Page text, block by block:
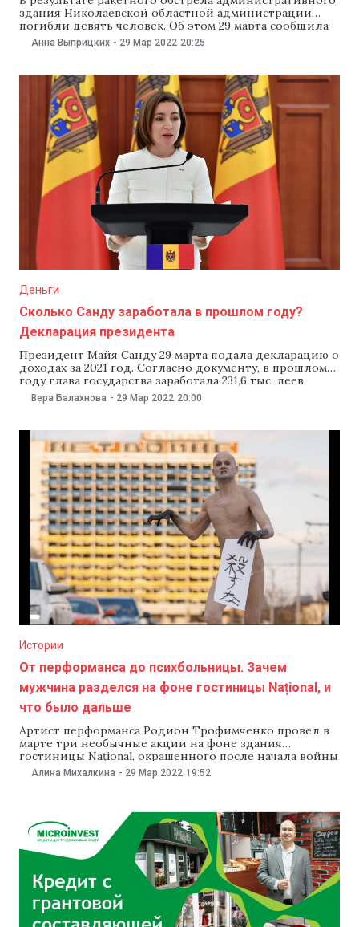
здания Николаевской областной администрации
погибли девять человек. Об этом 29 марта сообщила
пресс-служба генпрокурора Украины. Генеральная
прокуратура Украины сообщила, что начала
по зданию областной госадминистрации в
Николаеве. «Расследование начато по факту
нарушения законов и обычаев войны, соединенного с
Анна Выприцких - 29 Мар 2022 20:25
Деньги
Сколько Санду заработала в прошлом году?
Декларация президента
Президент Майя Санду 29 марта подала декларацию о
доходах за 2021 год. Согласно документу, в прошлом
году глава государства заработала 231,6 тыс. леев.
Имущество президента, как и в прошлые годы,
ограничивается квартирой и автомобилем. Как
получила зарплату 226,8 тыс. леев и 4,7 тыс.
Вера Балахнова - 29 Мар 2022 20:00
Истории
От перформанса до психбольницы. Зачем
мужчина разделся на фоне гостиницы Național, и
что было дальше
Артист перформанса Родион Трофимченко провел в
марте три необычные акции на фоне здания
гостиницы Național, окрашенного после начала войны
в Украине в сине-желтые цвета. После первой акции
его доставили в психиатрическую больницу. NM
Перформанс В
Алина Михалкина - 29 Мар 2022 19:52